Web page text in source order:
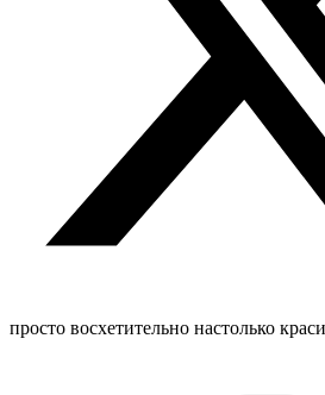
просто восхетительно настолько